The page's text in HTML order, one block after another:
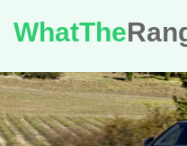
WhatThe